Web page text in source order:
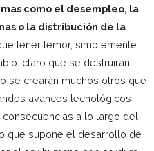
como el desempleo, la
o la distribución de la
tener temor, simplemente
claro que se destruirán
se crearán muchos otros que
avances tecnológicos
a lo largo del
que supone el desarrollo de